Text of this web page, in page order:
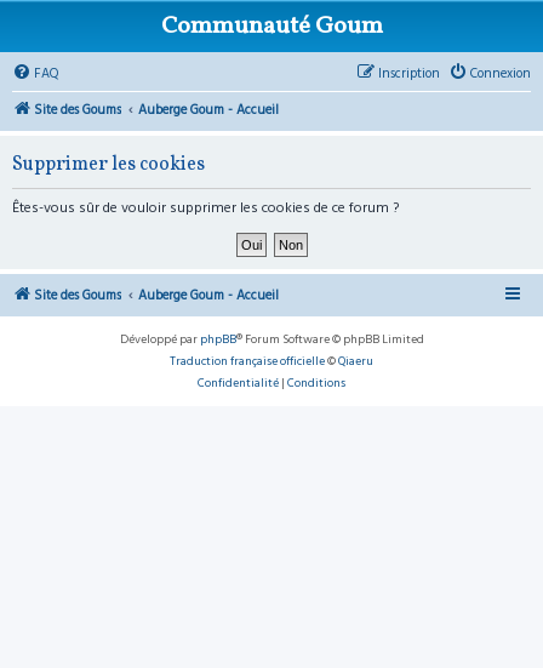
Communauté Goum
FAQ Connexion
Inscription
Site des Goums
Auberge Goum - Accueil
Supprimer les cookies
Êtes-vous sûr de vouloir supprimer les cookies de ce forum ?
Site des Goums Auberge Goum - Accueil
Développé par phpBB® Forum Software © phpBB Limited
Traduction française officielle©Qiaeru
Confidentialité | Conditions